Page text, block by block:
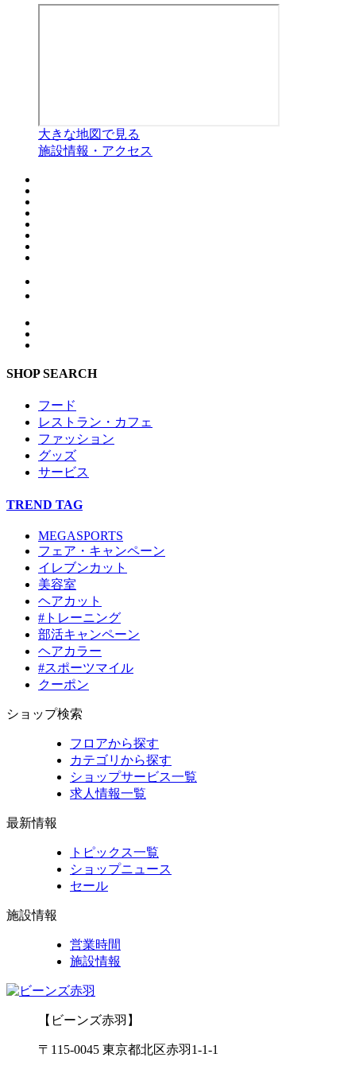
大きな地図で見る
施設情報・アクセス
SHOP SEARCH
フード
レストラン・カフェ
ファッション
グッズ
サービス
TREND TAG
MEGASPORTS
フェア・キャンペーン
イレブンカット
美容室
ヘアカット
#トレーニング
部活キャンペーン
ヘアカラー
#スポーツマイル
クーポン
ショップ検索
フロアから探す
カテゴリから探す
ショップサービス一覧
求人情報一覧
最新情報
トピックス一覧
ショップニュース
セール
施設情報
営業時間
施設情報
【ビーンズ赤羽】
〒 115-0045 東京都北区赤羽1-1-1